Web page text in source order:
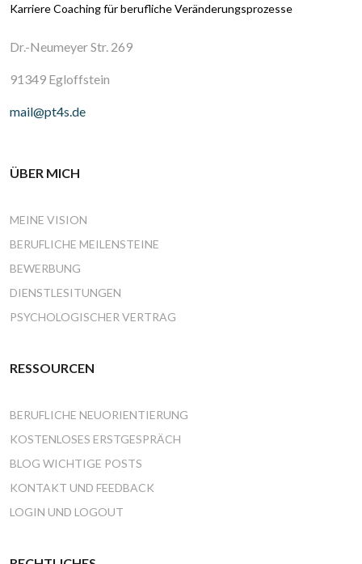
Karriere Coaching für berufliche Veränderungsprozesse
Dr.-Neumeyer Str. 269
91349 Egloffstein
mail@pt4s.de
ÜBER MICH
MEINE VISION
BERUFLICHE MEILENSTEINE
BEWERBUNG
DIENSTLESITUNGEN
PSYCHOLOGISCHER VERTRAG
RESSOURCEN
BERUFLICHE NEUORIENTIERUNG
KOSTENLOSES ERSTGESPRÄCH
BLOG WICHTIGE POSTS
KONTAKT UND FEEDBACK
LOGIN UND LOGOUT